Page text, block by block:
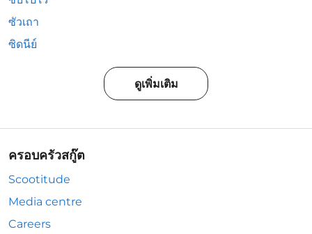
ซัวเถา
ซิดนีย์
ดูเพิ่มเติม
ครอบครัวสกู๊ต
Scootitude
Media centre
Careers